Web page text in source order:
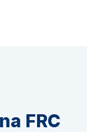
FRC